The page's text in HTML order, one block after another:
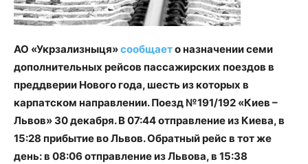
АО «Укрзализныця»сообщаето назначении семи
дополнительных рейсов пассажирских поездов в
преддверии Нового года, шесть из которых в
карпатском направлении. Поезд №191/192 «Киев –
Львов» 30 декабря. В 07:44 отправление из Киева, в
15:28 прибытие во Львов. Обратный рейс в тот же
день: в 08:06 отправление из Львова, в 15:38